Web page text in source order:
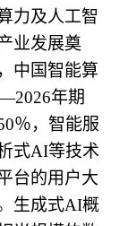
力及人工智
业发展奠
中国智能算
年期
％，智能服
式AI等技术
台的用户大
生成式AI概